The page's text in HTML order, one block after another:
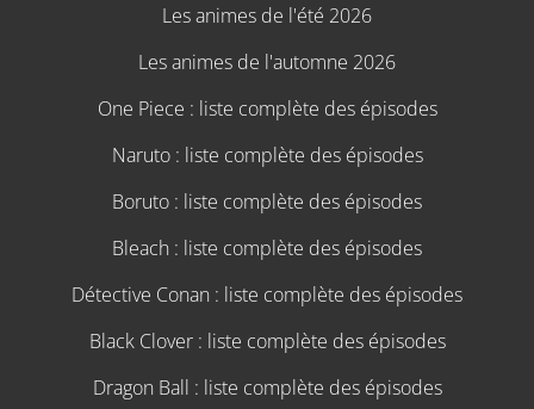
Les animes de l'été 2026
Les animes de l'automne 2026
One Piece : liste complète des épisodes
Naruto : liste complète des épisodes
Boruto : liste complète des épisodes
Bleach : liste complète des épisodes
Détective Conan : liste complète des épisodes
Black Clover : liste complète des épisodes
Dragon Ball : liste complète des épisodes